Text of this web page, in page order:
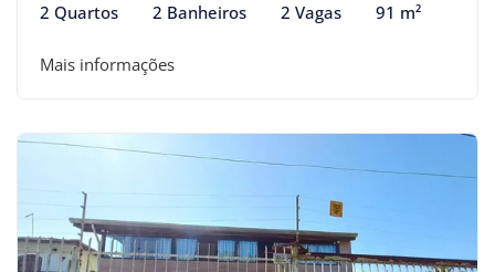
2 Quartos 2 Banheiros 2 Vagas 91 m²
Mais informações